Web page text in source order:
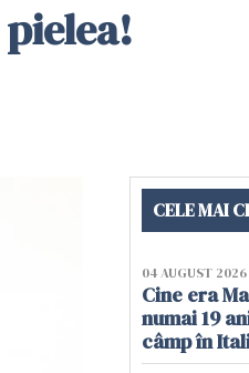
CELE MAI
04 AUGUST 2026
Cine era
numai 19
câmp în